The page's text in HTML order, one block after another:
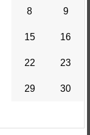
8 9
15 16
22 23
29 30